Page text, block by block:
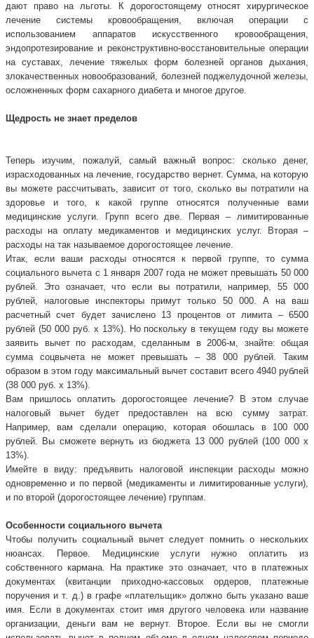
дают право на льготы. К дорогостоящему относят хирургическое
лечение системы кровообращения, включая операции с
использованием аппаратов искусственного кровообращения,
эндопротезирование и реконструктивно-восстановительные операции
на суставах, лечение тяжелых форм болезней органов дыхания,
злокачественных новообразований, болезней поджелудочной железы,
осложненных форм сахарного диабета и многое другое.
Щедрость не знает пределов
Теперь изучим, пожалуй, самый важный вопрос: сколько денег,
израсходованных на лечение, государство вернет. Сумма, на которую
вы можете рассчитывать, зависит от того, сколько вы потратили на
здоровье и того, к какой группе относятся полученные вами
медицинские услуги. Групп всего две. Первая – лимитированные
расходы на оплату медикаментов и медицинских услуг. Вторая –
расходы на так называемое дорогостоящее лечение.
Итак, если ваши расходы относятся к первой группе, то сумма
социального вычета с 1 января 2007 года не может превышать 50 000
рублей. Это означает, что если вы потратили, например, 55 000
рублей, налоговые инспекторы примут только 50 000. А на ваш
расчетный счет будет зачислено 13 процентов от лимита – 6500
рублей (50 000 руб. х 13%). Но поскольку в текущем году вы можете
заявить вычет по расходам, сделанным в 2006-м, знайте: общая
сумма соцвычета не может превышать – 38 000 рублей. Таким
образом в этом году максимальный вычет составит всего 4940 рублей
(38 000 руб. х 13%).
Вам пришлось оплатить дорогостоящее лечение? В этом случае
налоговый вычет будет предоставлен на всю сумму затрат.
Например, вам сделали операцию, которая обошлась в 100 000
рублей. Вы сможете вернуть из бюджета 13 000 рублей (100 000 х
13%).
Имейте в виду: предъявить налоговой инспекции расходы можно
одновременно и по первой (медикаменты и лимитированные услуги),
и по второй (дорогостоящее лечение) группам.
Особенности социального вычета
Чтобы получить социальный вычет следует помнить о нескольких
нюансах. Первое. Медицинские услуги нужно оплатить из
собственного кармана. На практике это означает, что в платежных
документах (квитанции приходно-кассовых ордеров, платежные
поручения и т. д.) в графе «плательщик» должно быть указано ваше
имя. Если в документах стоит имя другого человека или название
организации, деньги вам не вернут. Второе. Если вы не смогли